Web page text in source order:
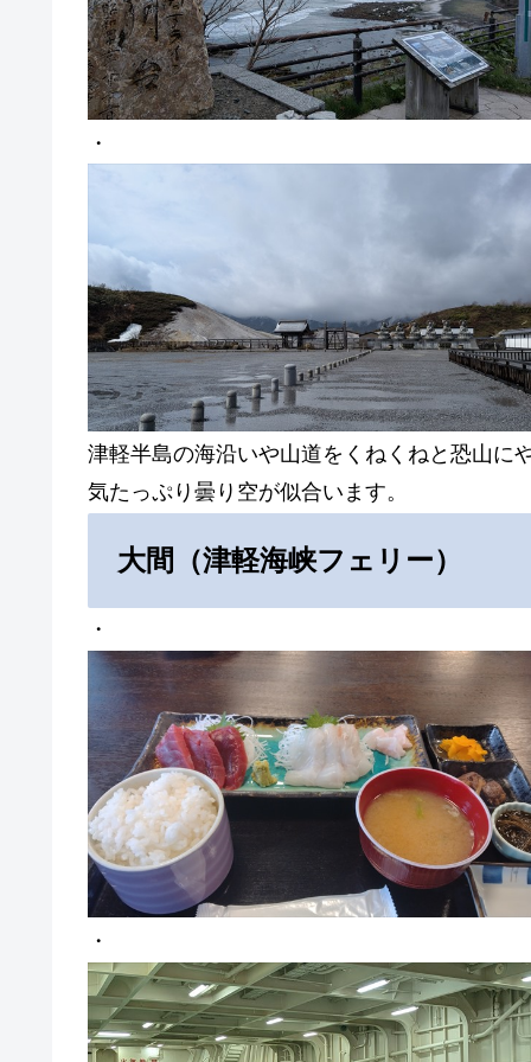
・
津軽半島の海沿いや山道をくねくねと恐山に
気たっぷり曇り空が似合います。
大間（津軽海峡フェリー）
・
・